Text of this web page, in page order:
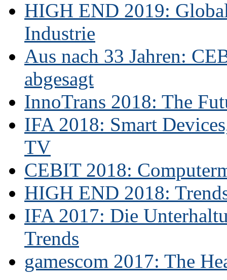
HIGH END 2019:
Industrie
Aus nach 33 Jahren:
abgesagt
InnoTrans 2018: The
IFA 2018: Smart
TV
CEBIT 2018:
HIGH END 2018:
IFA 2017: Die
Trends
gamescom 2017: The